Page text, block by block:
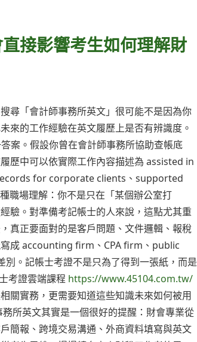
接影響考生如何理解財
尋「會計師事務所英文」很可能不是因為你
來的工作經驗在英文履歷上是否有辨識度。
案。假設你曾在會計師事務所協助查帳底
歷中可以依實際工作內容描述為 assisted in
for corporate clients、supported
場理解：你不是只在「某個辦公室打
驗。對準備考記帳士的人來說，這點尤其重
真正要面對的是客戶問題、文件邏輯、報稅
寫成 accounting firm、CPA firm、public
。記帳士考證不是只為了得到一張紙，而是
考證雲端課程 https://www.45104.com.tw/
關實務，更需要知道這些知識未來如何被用
務所英文其實是一個很好的提醒：財會專業從
簡報、跨境交易溝通、外商資料填寫與英文